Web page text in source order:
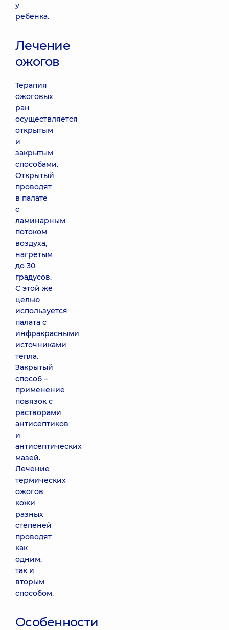
у
ребенка.
Лечение
ожогов
Терапия
ожоговых
ран
осуществляется
открытым
и
закрытым
способами.
Открытый
проводят
в палате
с
ламинарным
потоком
воздуха,
нагретым
до 30
градусов.
С этой же
целью
используется
палата с
инфракрасными
источниками
тепла.
Закрытый
способ –
применение
повязок с
растворами
антисептиков
и
антисептических
мазей.
Лечение
термических
ожогов
кожи
разных
степеней
проводят
как
одним,
так и
вторым
способом.
Особенности